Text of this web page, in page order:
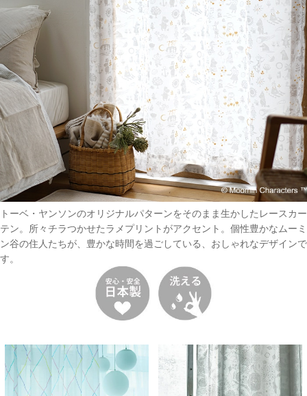
トーベ・ヤンソンのオリジナルパターンをそのまま生かしたレースカー
テン。所々チラつかせたラメプリントがアクセント。個性豊かなムーミ
ン谷の住人たちが、豊かな時間を過ごしている、おしゃれなデザインで
す。